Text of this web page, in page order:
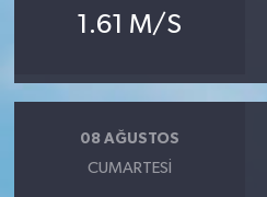
1.61 M/S
08 AĞUSTOS
CUMARTESI